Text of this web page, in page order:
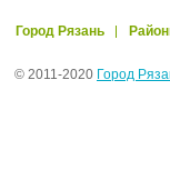
Город Рязань
© 2011-2020 Город